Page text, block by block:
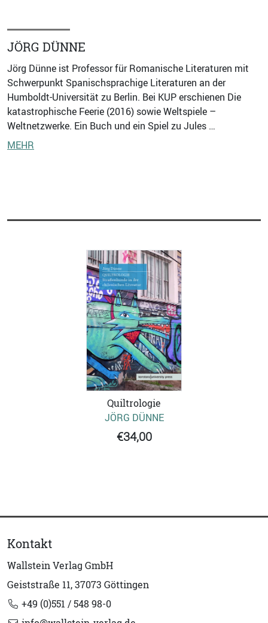
JÖRG DÜNNE
Jörg Dünne ist Professor für Romanische Literaturen mit
Schwerpunkt Spanischsprachige Literaturen an der
Humboldt-Universität zu Berlin. Bei KUP erschienen Die
katastrophische Feerie (2016) sowie Weltspiele –
Weltnetzwerke. Ein Buch und ein Spiel zu Jules …
MEHR
Quiltrologie
JÖRG DÜNNE
€34,00
Kontakt
Wallstein Verlag GmbH
Geiststraße 11, 37073 Göttingen
+49 (0)551 / 548 98-0